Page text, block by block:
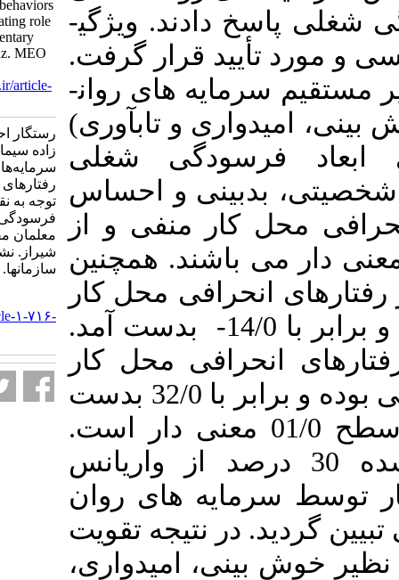
دادند. ویژگی­
قرار گرفت.
های روان­
و تاب­آوری)
شغلی
و احساس
کار منفی و از
دار می­ باشند. همچنین
محل کار
مربوط به مؤلفه تاب­ آوری و برابر با 14/0- بدست آمد.
محل کار
مربوط به فرسودگی عاطفی بوده و برابر با 32/0 بدست
که از نظر آماری در سطح 01/0 معنی دار است.
برازش شده 30 درصد از واریانس
های روان
در نتیجه تقویت
امیدواری،
and deviant workplace behaviors
with regard to the mediating role
of burnout among elementary
school teachers in Shiraz. MEO
2024; 13 (4) : 2
URL:http://journalieaa.ir/article-
1-716-fa.html
رستگار احمد، صیف حسن، علی
زاده سیما. بررسی رابطه بین
سرمایه‌های روان‌شناختی و
رفتارهای انحرافی محل کار با
توجه به نقش واسطه‌ای
فرسودگی شغلی در میان
معلمان مقطع ابتدایی شهر
شیراز. نشریه مديريت بر آموزش
سازمانها. ۱۴۰۳; ۱۳ (۴) :۴۷-۷۰
http://journalieaa.ir/article-۱-۷۱۶-